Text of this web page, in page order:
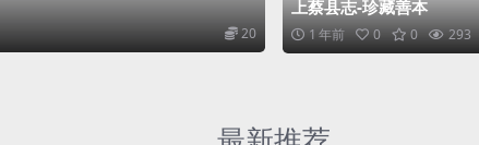
20
上蔡县志-珍藏善本
1 年前 0 0 293